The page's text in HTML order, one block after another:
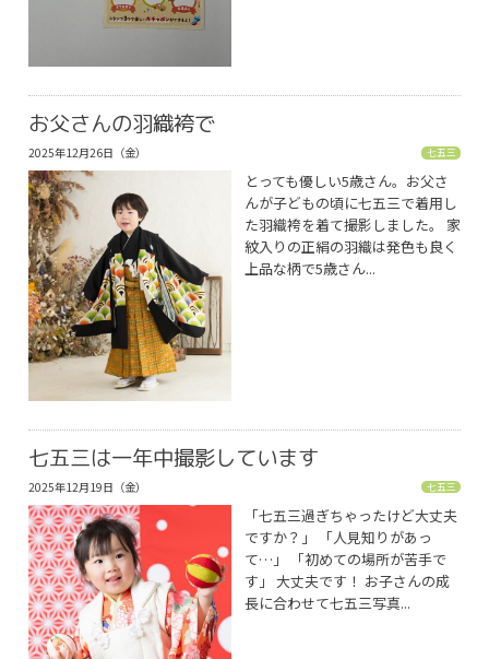
お父さんの羽織袴で
2025年12月26日（金） 七五三
とっても優しい5歳さん。お父さ
んが子どもの頃に七五三で着用し
た羽織袴を着て撮影しました。 家
紋入りの正絹の羽織は発色も良く
上品な柄で5歳さん...
七五三は一年中撮影しています
2025年12月19日（金） 七五三
「七五三過ぎちゃったけど大丈夫
ですか？」 「人見知りがあっ
て…」 「初めての場所が苦手で
す」 大丈夫です！ お子さんの成
長に合わせて七五三写真...